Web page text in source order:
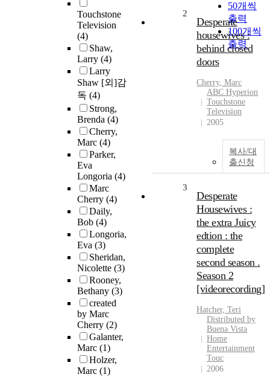
Touchstone
Television
(4)
Shaw,
Larry (4)
Larry
Shaw [외]감
독 (4)
Strong,
Brenda (4)
Cherry,
Marc (4)
Parker,
Eva
Longoria (4)
Marc
Cherry (4)
Daily,
Bob (4)
Longoria,
Eva (3)
Sheridan,
Nicolette (3)
Rooney,
Bethany (3)
created
by Marc
Cherry (2)
Galanter,
Marc (1)
Holzer,
Marc (1)
50개씩
출력
100개씩
출력
2
Desperate
housewives :
behind closed
doors
Cherry, Marc
ABC Hyperion
Touchstone
Television
2005
복사/대
출신청
3
Desperate
Housewives :
the extra Juicy
edtion : the
complete
second season .
Season 2
[videorecording]
Hatcher, Teri
Distributed by
Buena Vista
Home
Entertainment
Touc
2006